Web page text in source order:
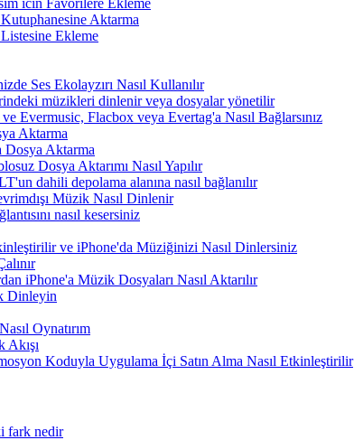
icin Favorilere Ekleme
Aktarma
Ekleme
Ses Ekolayzırı Nasıl Kullanılır
müzikleri dinlenir veya dosyalar yönetilir
Evermusic, Flacbox veya Evertag'a Nasıl Bağlarsınız
Aktarma
Aktarma
Dosya Aktarımı Nasıl Yapılır
dahili depolama alanına nasıl bağlanılır
Müzik Nasıl Dinlenir
nasıl kesersiniz
ve iPhone'da Müziğinizi Nasıl Dinlersiniz
iPhone'a Müzik Dosyaları Nasıl Aktarılır
Dinleyin
Oynatırım
Koduyla Uygulama İçi Satın Alma Nasıl Etkinleştirilir
fark nedir